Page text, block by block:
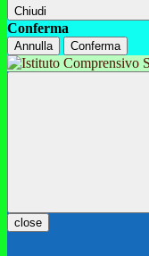
Chiudi
Conferma
Annulla Conferma
close